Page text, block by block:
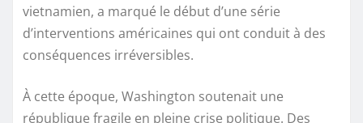
vietnamien, a marqué le début d’une série
d’interventions américaines qui ont conduit à des
conséquences irréversibles.
À cette époque, Washington soutenait une
république fragile en pleine crise politique. Des